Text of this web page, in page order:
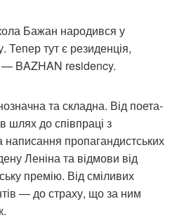
Бажан народився у
Тепер тут є резиденція,
— BAZHAN residency.
та складна. Від поета-
шлях до співпраці з
пропагандистських
Леніна та відмови від
премію. Від сміливих
— до страху, що за ним